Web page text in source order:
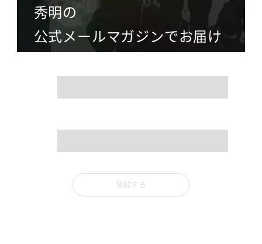
秀明の
公式メールマガジンでお届け